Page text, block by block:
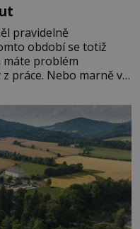
pravidelně
období se totiž
máte problém
práce. Nebo marně v
se paměť